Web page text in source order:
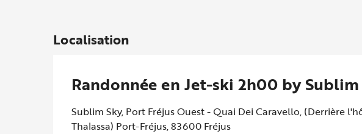
Localisation
Randonnée en Jet-ski 2h00 by Sublim
Sublim Sky, Port Fréjus Ouest - Quai Dei Caravello, (Derrière
Thalassa) Port-Fréjus, 83600 Fréjus